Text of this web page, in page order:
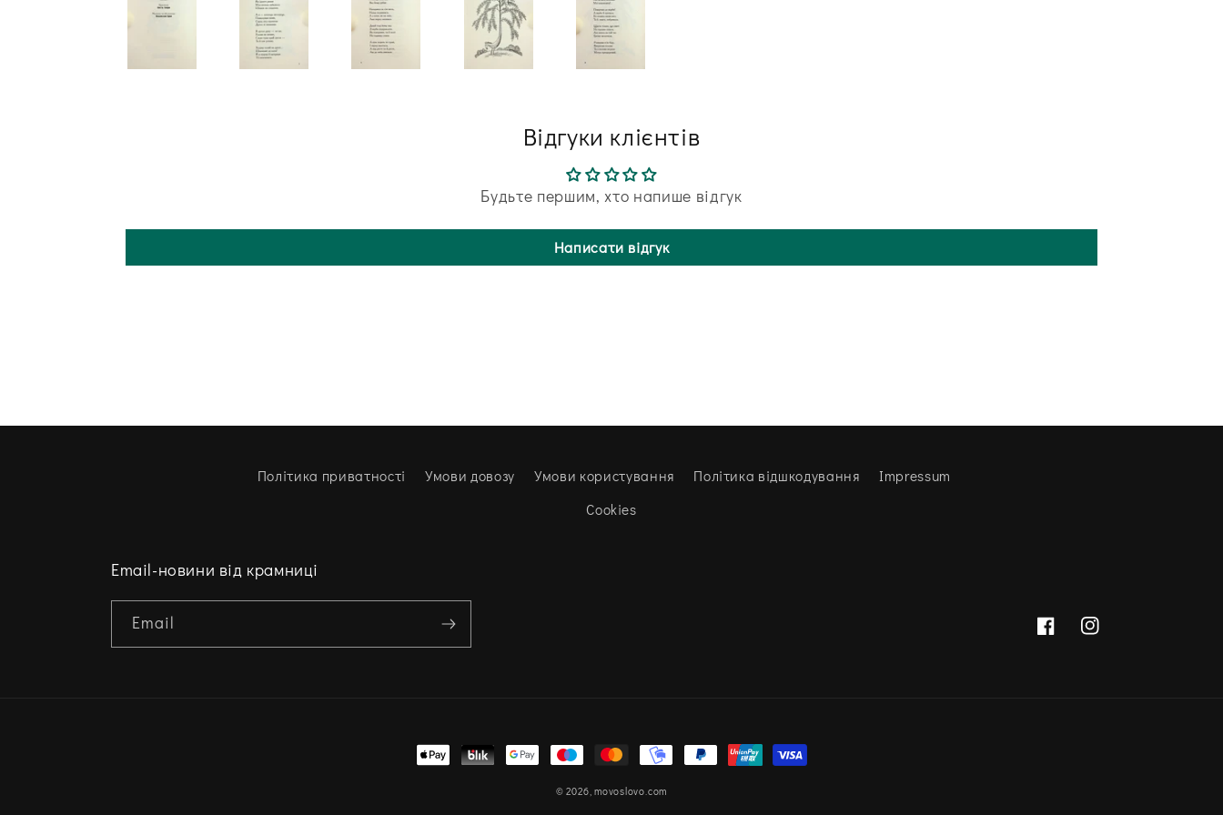
Відгуки клієнтів
Будьте першим, хто напише відгук
Написати відгук
Політика приватності Умови довозу Умови користування Політика відшкодування
Impressum
Cookies
Email-новини від крамниці
Email
FacebookInstagram
Варіанти
© 2026,movoslovo.com